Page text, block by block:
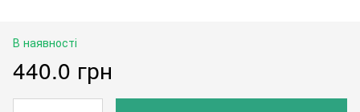
В наявності
440.0 грн